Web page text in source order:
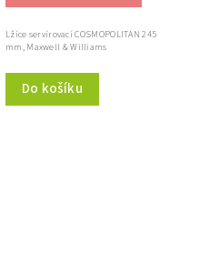
Do košíku
Lžíce servírovací COSMOPOLITAN 245
mm, Maxwell & Williams